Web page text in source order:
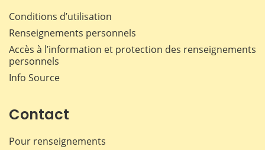
Conditions d’utilisation
Renseignements personnels
Accès à l’information et protection des renseignements
personnels
Info Source
Contact
Pour renseignements